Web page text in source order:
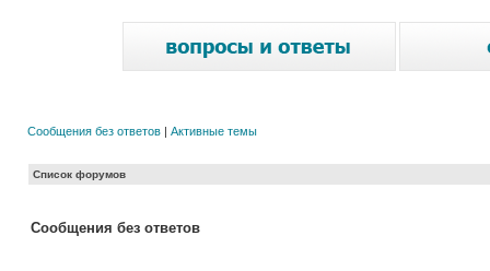
Сообщения без ответов | Активные темы
Список форумов
Сообщения без ответов